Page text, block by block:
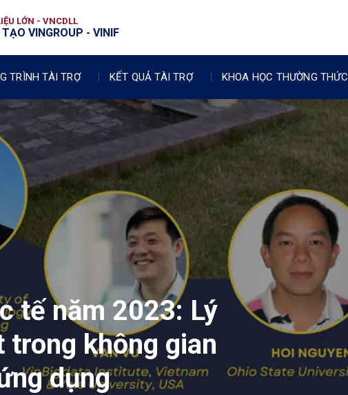
LỚN - VNCDLL
VINGROUP - VINIF
TRÌNH TÀI TRỢ KẾT QUẢ TÀI TRỢ KHOA HỌC THƯỜNG THỨC
tế năm 2023: Lý
không gian
dụng